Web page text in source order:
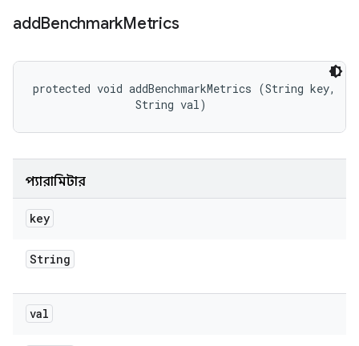
addBenchmarkMetrics
protected void addBenchmarkMetrics (String key,
                String val)
প্যারামিটার
key
String
val